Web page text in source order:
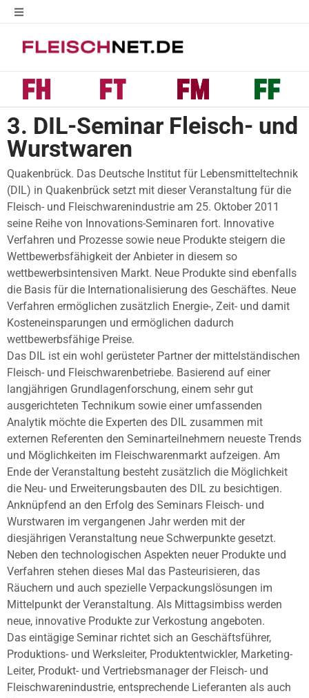
3. DIL-Seminar Fleisch- und
Wurstwaren
Quakenbrück. Das Deutsche Institut für Lebensmitteltechnik
(DIL) in Quakenbrück setzt mit dieser Veranstaltung für die
Fleisch- und Fleischwarenindustrie am 25. Oktober 2011
seine Reihe von Innovations-Seminaren fort. Innovative
Verfahren und Prozesse sowie neue Produkte steigern die
Wettbewerbsfähigkeit der Anbieter in diesem so
wettbewerbsintensiven Markt. Neue Produkte sind ebenfalls
die Basis für die Internationalisierung des Geschäftes. Neue
Verfahren ermöglichen zusätzlich Energie-, Zeit- und damit
Kosteneinsparungen und ermöglichen dadurch
wettbewerbsfähige Preise.
Das DIL ist ein wohl gerüsteter Partner der mittelständischen
Fleisch- und Fleischwarenbetriebe. Basierend auf einer
langjährigen Grundlagenforschung, einem sehr gut
ausgerichteten Technikum sowie einer umfassenden
Analytik möchte die Experten des DIL zusammen mit
externen Referenten den Seminarteilnehmern neueste Trends
und Möglichkeiten im Fleischwarenmarkt aufzeigen. Am
Ende der Veranstaltung besteht zusätzlich die Möglichkeit
die Neu- und Erweiterungsbauten des DIL zu besichtigen.
Anknüpfend an den Erfolg des Seminars Fleisch- und
Wurstwaren im vergangenen Jahr werden mit der
diesjährigen Veranstaltung neue Schwerpunkte gesetzt.
Neben den technologischen Aspekten neuer Produkte und
Verfahren stehen dieses Mal das Pasteurisieren, das
Räuchern und auch spezielle Verpackungslösungen im
Mittelpunkt der Veranstaltung. Als Mittagsimbiss werden
neue, innovative Produkte zur Verkostung angeboten.
Das eintägige Seminar richtet sich an Geschäftsführer,
Produktions- und Werksleiter, Produktentwickler, Marketing-
Leiter, Produkt- und Vertriebsmanager der Fleisch- und
Fleischwarenindustrie, entsprechende Lieferanten als auch